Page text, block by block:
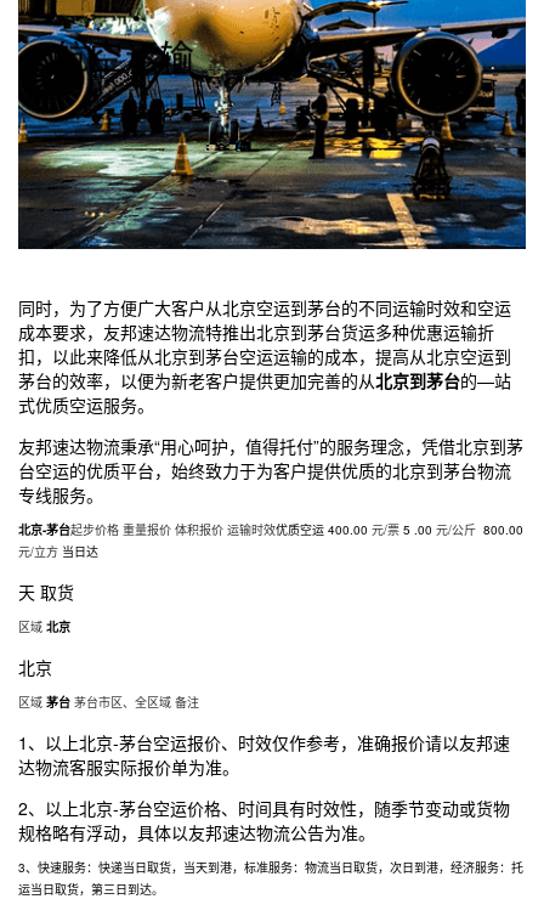
同时，为了方便广大客户从北京空运到茅台的不同运输时效和空运
成本要求，友邦速达物流特推出北京到茅台货运多种优惠运输折
扣，以此来降低从北京到茅台空运运输的成本，提高从北京空运到
茅台的效率，以便为新老客户提供更加完善的从北京到茅台的—站
式优质空运服务。
友邦速达物流秉承“用心呵护，值得托付”的服务理念，凭借北京到茅
台空运的优质平台，始终致力于为客户提供优质的北京到茅台物流
专线服务。
北京-茅台起步价格 重量报价 体积报价 运输时效优质空运 400.00 元/票 5 .00 元/公斤 800.00
元/立方 当日达
天 取货
区域 北京
北京
区域 茅台 茅台市区、全区域 备注
1、以上北京-茅台空运报价、时效仅作参考，准确报价请以友邦速
达物流客服实际报价单为准。
2、以上北京-茅台空运价格、时间具有时效性，随季节变动或货物
规格略有浮动，具体以友邦速达物流公告为准。
3、快速服务：快递当日取货，当天到港，标准服务：物流当日取货，次日到港，经济服务：托
运当日取货，第三日到达。